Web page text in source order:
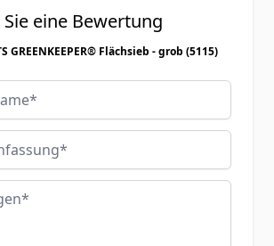
eine Bewertung
GREENKEEPER® Flächsieb - grob (5115)